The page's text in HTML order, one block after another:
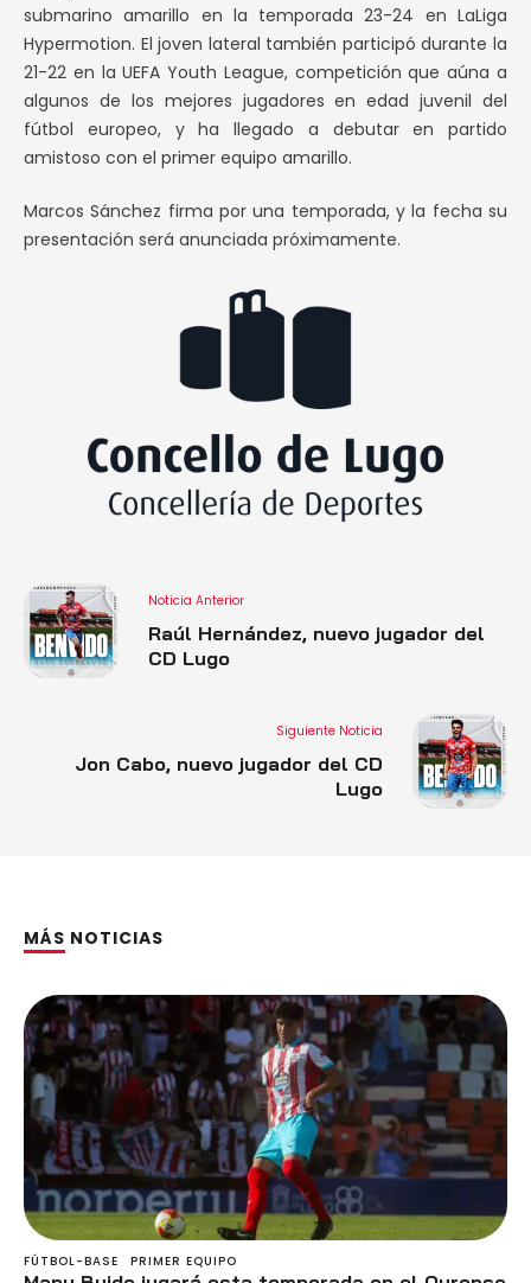
submarino amarillo en la temporada 23-24 en LaLiga
Hypermotion. El joven lateral también participó durante la
21-22 en la UEFA Youth League, competición que aúna a
algunos de los mejores jugadores en edad juvenil del
fútbol europeo, y ha llegado a debutar en partido
amistoso con el primer equipo amarillo.
Marcos Sánchez firma por una temporada, y la fecha su
presentación será anunciada próximamente.
Noticia Anterior
Raúl Hernández, nuevo jugador del
CD Lugo
Siguiente Noticia
Jon Cabo, nuevo jugador del CD
Lugo
MÁS NOTICIAS
FÚTBOL-BASE PRIMER EQUIPO